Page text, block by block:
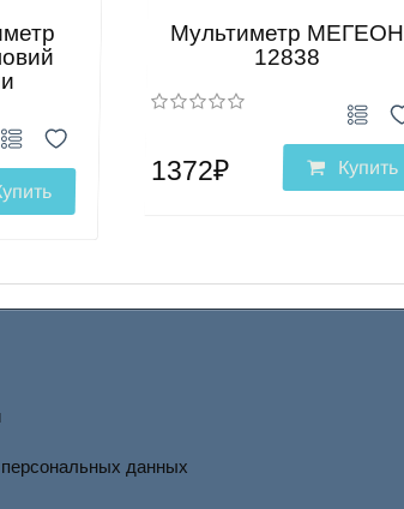
Мультиметр МЕГЕОН
12838
1372₽ Купить
данных